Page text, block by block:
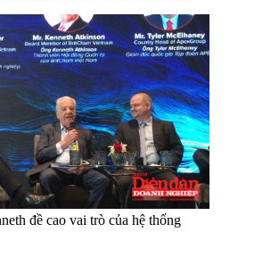
đề cao vai trò của hệ thống